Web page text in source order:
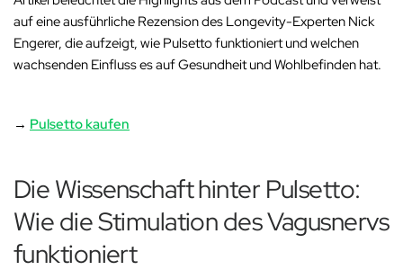
auf eine ausführliche Rezension des Longevity-Experten Nick
Engerer, die aufzeigt, wie Pulsetto funktioniert und welchen
wachsenden Einfluss es auf Gesundheit und Wohlbefinden hat.
→ Pulsetto kaufen
Die Wissenschaft hinter Pulsetto:
Wie die Stimulation des Vagusnervs
funktioniert